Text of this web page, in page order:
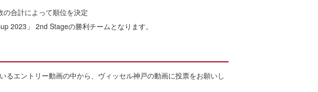
合計によって順位を決定
2023」 2nd Stageの勝利チームとなります。
るエントリー動画の中から、ヴィッセル神戸の動画に投票をお願いし